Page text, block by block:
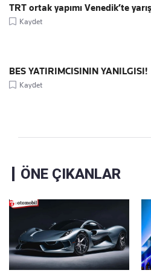
TRT ortak yapımı Venedik’te
Kaydet
BES YATIRIMCISININ YANILGISI!
Kaydet
ÖNE ÇIKANLAR